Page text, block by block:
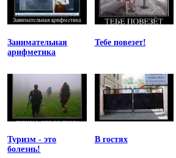
Занимательная
арифметика
Тебе повезет!
Туризм - это
болезнь!
В гостях